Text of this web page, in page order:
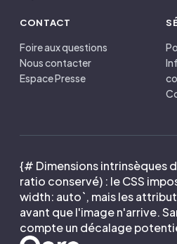
CONTACT
Foire aux questions
Nous contacter
Espace Presse
{# Dimensions intrinsèques
ratio conservé) : le CSS
width: auto`, mais les
avant que l'image n'arrive.
compte un décalage